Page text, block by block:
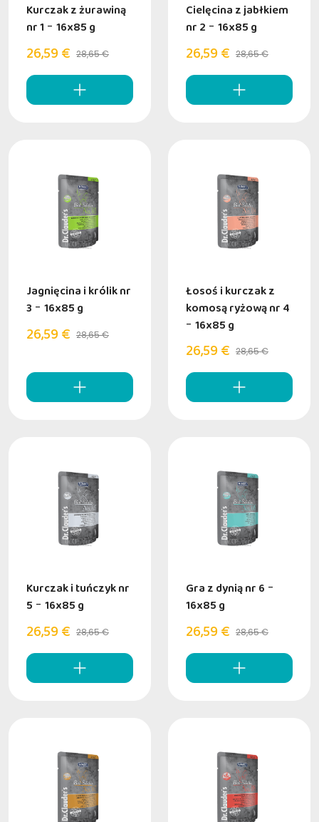
Kurczak z żurawiną
nr 1 - 16x85 g
26,59 € 28,65 €
Cielęcina z jabłkiem
nr 2 - 16x85 g
26,59 € 28,65 €
Jagnięcina i królik nr
3 - 16x85 g
26,59 € 28,65 €
Łosoś i kurczak z
komosą ryżową nr 4
- 16x85 g
26,59 € 28,65 €
Kurczak i tuńczyk nr
5 - 16x85 g
26,59 € 28,65 €
Gra z dynią nr 6 -
16x85 g
26,59 € 28,65 €